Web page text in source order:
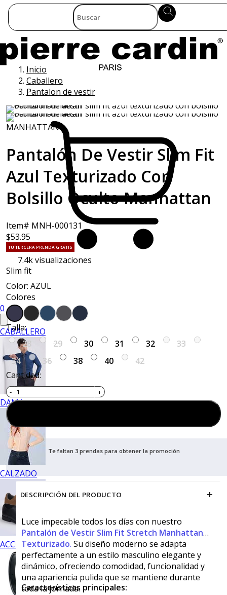
0
CABALLERO
DAMA
CALZADO
ACCESORIOS
Inicio
Caballero
Pantalon de vestir
MANHATTAN
Pantalón De Vestir Slim Fit
Azul Texturizado Con
Bolsillo Oculto Manhattan
Item# MNH-000131
$53.95
TU TERCERA PRENDA GRATIS
7.4kvisualizaciones
Slim fit
Color: AZUL
Colores
Talla:
28
29 30 31 32
33
34
36 38 40
42
Cantidad:
Te faltan 3 prendas para obtener la promoción
DESCRIPCIÓN DEL PRODUCTO +
Luce impecable todos los días con nuestro
Pantalón de Vestir Slim Fit Stretch Manhattan
Texturizado. Su diseño moderno se adapta
perfectamente a un estilo masculino elegante y
dinámico, ofreciendo comodidad, funcionalidad y
una apariencia pulida que se mantiene durante
toda la jornada.
Características principales: